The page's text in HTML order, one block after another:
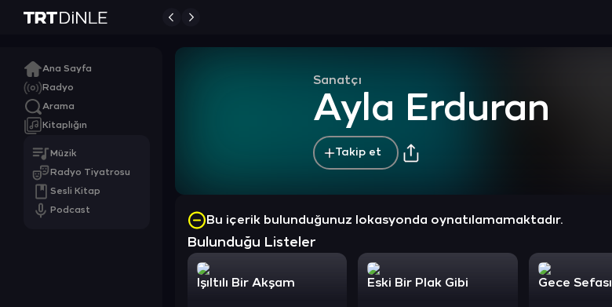
Ana Sayfa
Radyo
Arama
Kitaplığın
Müzik
Radyo Tiyatrosu
Sesli Kitap
Podcast
Sanatçı
Ayla Erduran
Takip et
Bu içerik bulunduğunuz lokasyonda oynatılamamaktadır.
Bulunduğu Listeler
Işıltılı Bir Akşam Eski Bir Plak Gibi Gece Sefası